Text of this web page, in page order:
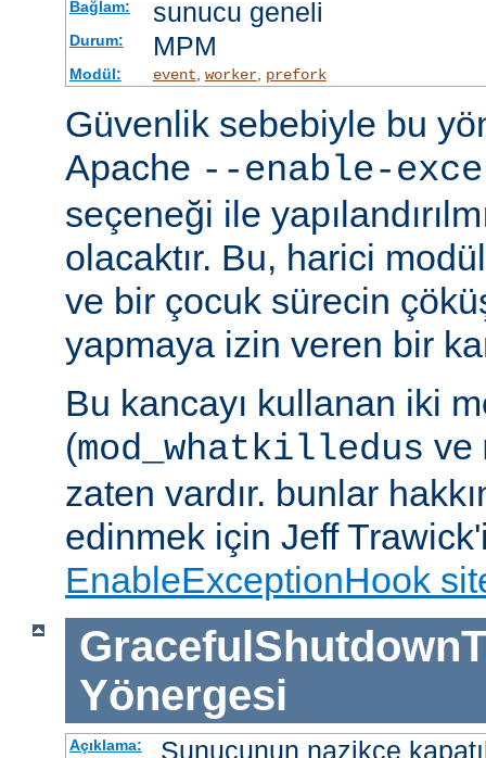
Bağlam: sunucu geneli
Durum: MPM
Modül: event worker, prefork
Güvenlik sebebiyle bu
Apache --enable-
seçeneği ile
olacaktır. Bu, harici
ve bir çocuk sürecin
yapmaya izin veren bir
Bu kancayı kullanan iki
(mod_whatkilledus ve
zaten vardır. bunlar
edinmek için Jeff
EnableExceptionHook
Yönergesi
Açıklama: Sunucunun nazikçe